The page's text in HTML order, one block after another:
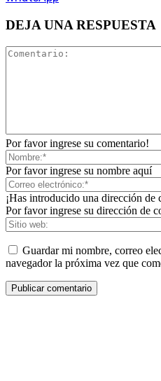
DEJA UNA RESPUESTA
Por favor ingrese su comentario!
Por favor ingrese su nombre aquí
¡Has introducido una dirección de
Por favor ingrese su dirección de
Guardar mi nombre, correo
navegador la próxima vez que